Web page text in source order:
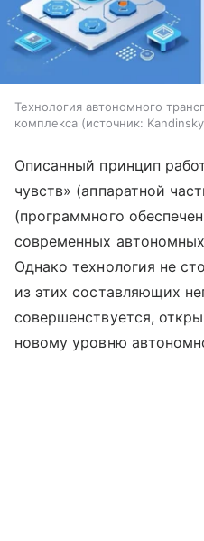
Технология автономного
комплекса
источник: Kandinsky
Описанный принцип
чувств» (аппаратной
(программного
современных
Однако технология не
из этих составляющих
совершенствуется,
новому уровню